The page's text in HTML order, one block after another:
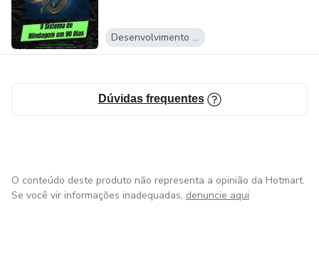
Desenvolvimento Pessoal
Dúvidas frequentes
O conteúdo deste produto não representa a opinião da Hotmart.
Se você vir informações inadequadas, denuncie aqui